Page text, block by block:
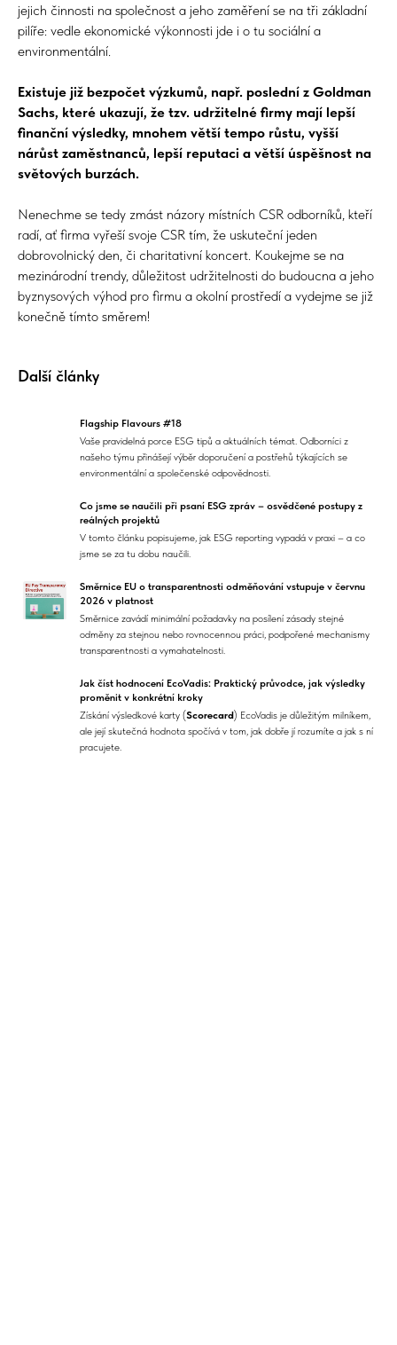
jejich činnosti na společnost a jeho zaměření se na tři základní
pilíře: vedle ekonomické výkonnosti jde i o tu sociální a
environmentální.
Existuje již bezpočet výzkumů, např. poslední z Goldman
Sachs, které ukazují, že tzv. udržitelné firmy mají lepší
finanční výsledky, mnohem větší tempo růstu, vyšší
nárůst zaměstnanců, lepší reputaci a větší úspěšnost na
světových burzách.
Nenechme se tedy zmást názory místních CSR odborníků, kteří
radí, ať firma vyřeší svoje CSR tím, že uskuteční jeden
dobrovolnický den, či charitativní koncert. Koukejme se na
mezinárodní trendy, důležitost udržitelnosti do budoucna a jeho
byznysových výhod pro firmu a okolní prostředí a vydejme se již
konečně tímto směrem!
Další články
Flagship Flavours #18
Vaše pravidelná porce ESG tipů a aktuálních témat. Odborníci z
našeho týmu přinášejí výběr doporučení a postřehů týkajících se
environmentální a společenské odpovědnosti.
Co jsme se naučili při psaní ESG zpráv – osvědčené postupy z
reálných projektů
V tomto článku popisujeme, jak ESG reporting vypadá v praxi – a co
jsme se za tu dobu naučili.
Směrnice EU o transparentnosti odměňování vstupuje v červnu
2026 v platnost
Směrnice zavádí minimální požadavky na posílení zásady stejné
odměny za stejnou nebo rovnocennou práci, podpořené mechanismy
transparentnosti a vymahatelnosti.
Jak číst hodnocení EcoVadis: Praktický průvodce, jak výsledky
proměnit v konkrétní kroky
Získání výsledkové karty (Scorecard) EcoVadis je důležitým milníkem,
ale její skutečná hodnota spočívá v tom, jak dobře jí rozumíte a jak s ní
pracujete.